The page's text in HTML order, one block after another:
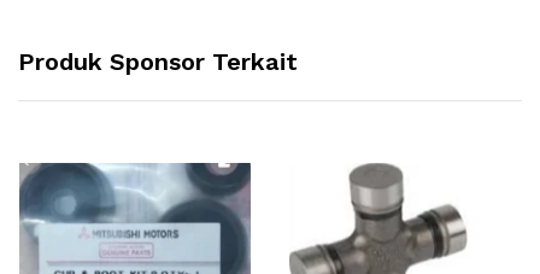
Produk Sponsor Terkait